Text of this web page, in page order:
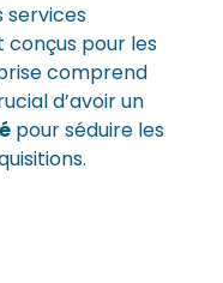
services
pour les
comprend
d’avoir un
pour séduire les